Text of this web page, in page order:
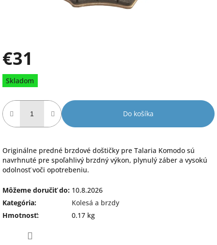
€31
Jednotková
cena:
Skladom
Do košíka
Originálne predné brzdové doštičky pre Talaria Komodo sú
navrhnuté pre spoľahlivý brzdný výkon, plynulý záber a vysokú
odolnosť voči opotrebeniu.
Môžeme doručiť do: 10.8.2026
Kategória:
Kolesá a brzdy
Hmotnosť: 0.17 kg